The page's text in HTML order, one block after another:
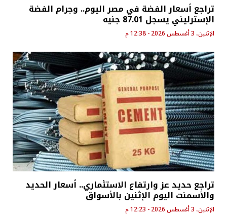
تراجع أسعار الفضة في مصر اليوم.. وجرام الفضة
الإسترليني يسجل 87.01 جنيه
الإثنين، 3 أغسطس 2026 - 12:38 م
تراجع حديد عز وارتفاع الاستثماري.. أسعار الحديد
والأسمنت اليوم الإثنين بالأسواق
الإثنين، 3 أغسطس 2026 - 12:23 م